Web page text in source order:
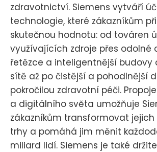
zdravotnictví. Siemens vytváří
technologie, které zákazníkům
skutečnou hodnotu: od továren
využívajících zdroje přes odolné
řetězce a inteligentnější budovy
sítě až po čistější a pohodlnější
pokročilou zdravotní péči.
a digitálního světa umožňuje
zákazníkům transformovat
trhy a pomáhá jim měnit
miliard lidí. Siemens je také